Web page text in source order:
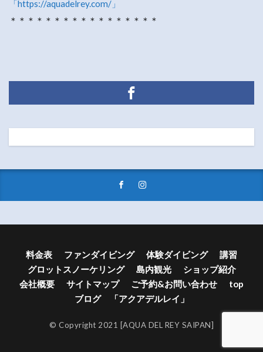
「https://aquadelrey.com/」
＊＊＊＊＊＊＊＊＊＊＊＊＊＊＊＊＊
料金表 ファンダイビング 体験ダイビング
講習
グロットスノーケリング
島内観光
ショップ紹介
会社概要
サイトマップ ご予約&お問い合わせ
top
ブログ 「アクアデルレイ」
© Copyright 2021 [AQUA DEL REY SAIPAN]